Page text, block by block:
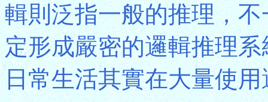
輯則泛指一般的推理，
定形成嚴密的邏輯推理
日常生活其實在大量使用